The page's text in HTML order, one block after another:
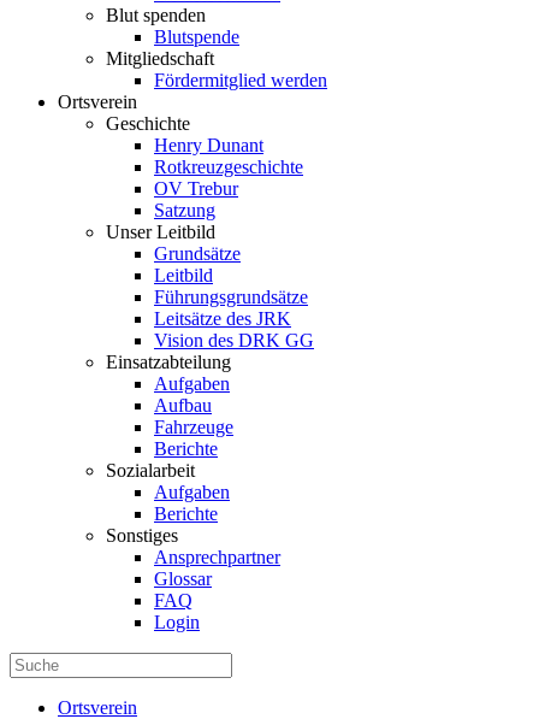
Blut spenden
Blutspende
Mitgliedschaft
Fördermitglied werden
Ortsverein
Geschichte
Henry Dunant
Rotkreuzgeschichte
OV Trebur
Satzung
Unser Leitbild
Grundsätze
Leitbild
Führungsgrundsätze
Leitsätze des JRK
Vision des DRK GG
Einsatzabteilung
Aufgaben
Aufbau
Fahrzeuge
Berichte
Sozialarbeit
Aufgaben
Berichte
Sonstiges
Ansprechpartner
Glossar
FAQ
Login
Ortsverein